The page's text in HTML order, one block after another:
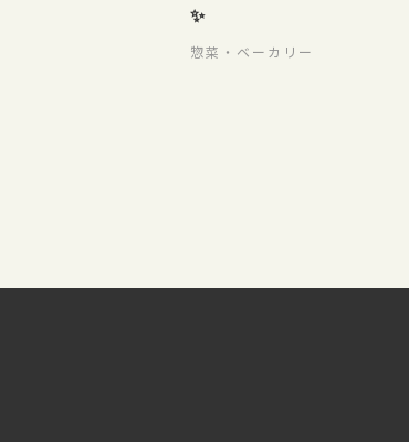
✨
惣菜・ベーカリー